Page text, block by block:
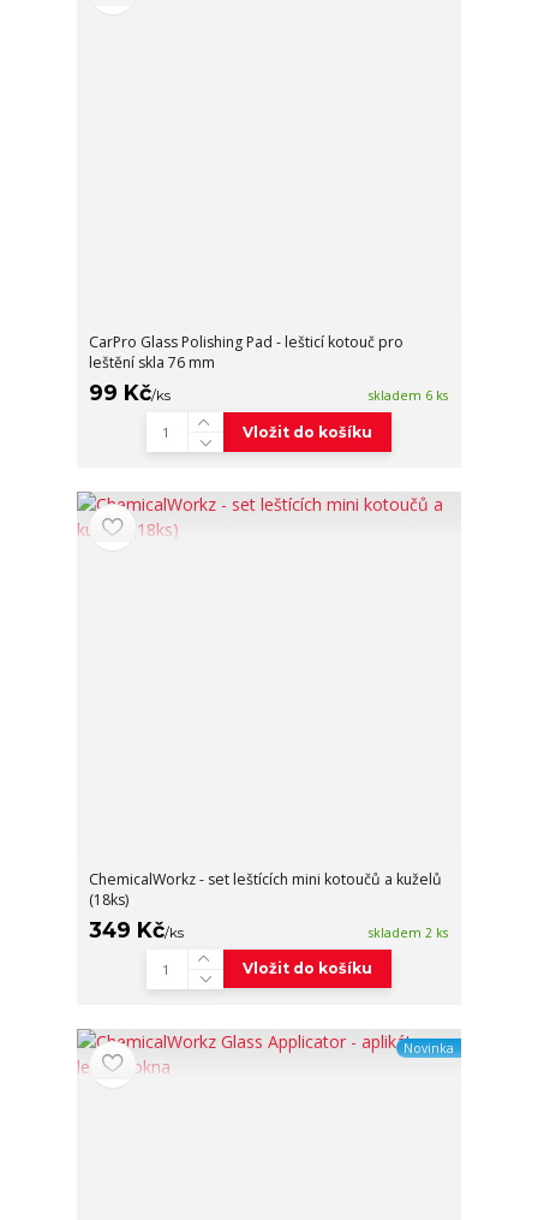
CarPro Glass Polishing Pad - lešticí kotouč pro
leštění skla 76 mm
99 Kč/ks skladem 6 ks
Vložit do košíku
ChemicalWorkz - set leštících mini kotoučů a kuželů
(18ks)
349 Kč/ks skladem 2 ks
Vložit do košíku
Novinka